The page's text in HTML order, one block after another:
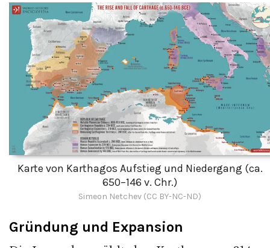
Karte von Karthagos Aufstieg und Niedergang (ca.
650–146 v. Chr.)
Simeon Netchev (CC BY-NC-ND)
Gründung und Expansion